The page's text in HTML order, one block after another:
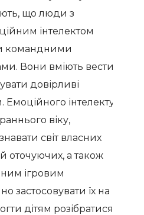
що люди з
інтелектом
командними
Вони вміють вести
довірливі
інтелекту
віку,
світ власних
оточуючих, а також
ігровим
застосовувати їх на
дітям розібратися